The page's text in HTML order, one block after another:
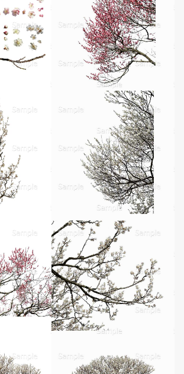
無料ダウンロード